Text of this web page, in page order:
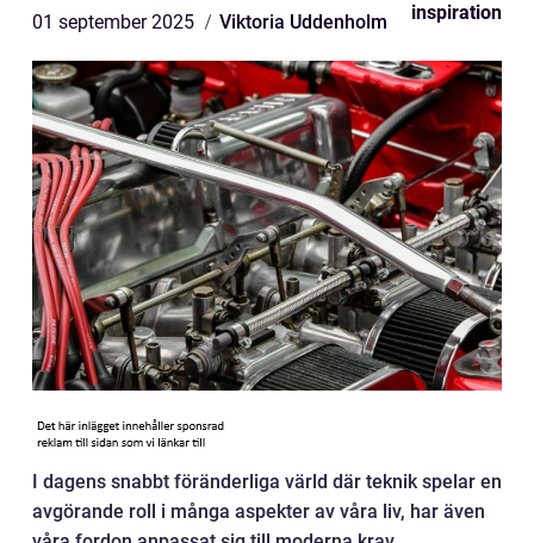
01 september 2025 Viktoria Uddenholm inspiration
I dagens snabbt föränderliga värld där teknik spelar en
avgörande roll i många aspekter av våra liv, har även